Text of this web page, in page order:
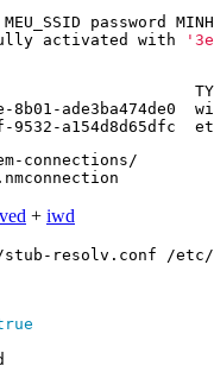
activated with
+ iwd